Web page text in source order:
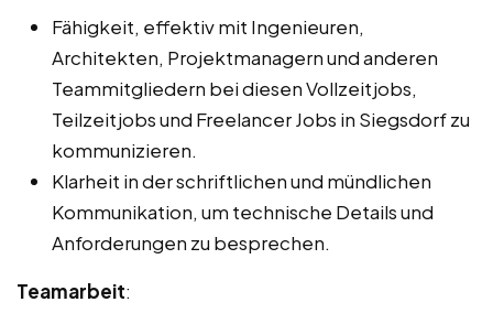
Fähigkeit, effektiv mit Ingenieuren,
Architekten, Projektmanagern und anderen
Teammitgliedern bei diesen Vollzeitjobs,
Teilzeitjobs und Freelancer Jobs in Siegsdorf zu
kommunizieren.
Klarheit in der schriftlichen und mündlichen
Kommunikation, um technische Details und
Anforderungen zu besprechen.
Teamarbeit: